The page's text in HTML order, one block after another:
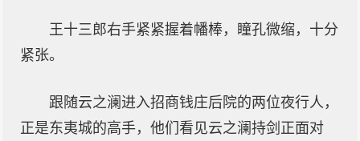
王十三郎右手紧紧握着幡棒，瞳孔微缩，十分
紧张。
跟随云之澜进入招商钱庄后院的两位夜行人，
正是东夷城的高手，他们看见云之澜持剑正面对